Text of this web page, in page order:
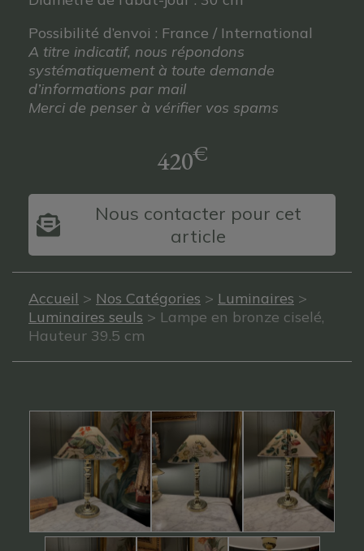
Possibilité d’envoi : France / International
A titre indicatif, nous répondons
systématiquement à toute demande
d’informations par mail
Merci de penser à vérifier vos spams
420€
Nous contacter pour cet
article
Accueil > Nos Catégories > Luminaires >
Luminaires seuls > Lampe en bronze ciselé,
Hauteur 39.5 cm